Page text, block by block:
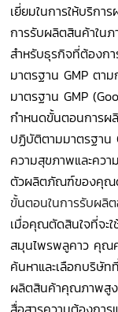
เยี่ยมในการให้บริก
การรับผลิตสินค้าใน
สำหรับธุรกิจที่ต้องกา
มาตรฐาน GMP ตา
มาตรฐาน GMP
กำหนดขั้นตอนการผ
ปฏิบัติตามมาตรฐาน
ความสุขภาพและคว
ตัวผลิตภัณฑ์ของคุณ
ขั้นตอนในการรับผลิ
เมื่อคุณตัดสินใจที่จะใ
สมุนไพรพลูคาว คุณ
ค้นหาและเลือกบริษัท
ผลิตสินค้าคุณภาพสูง